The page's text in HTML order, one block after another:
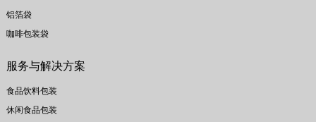
铝箔袋
咖啡包装袋
服务与解决方案
食品饮料包装
休闲食品包装